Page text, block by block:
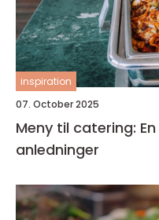
inspiration
07. October 2025
Meny til catering:
anledninger